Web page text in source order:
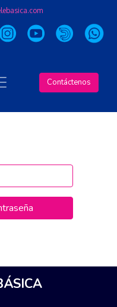
Contáctenos